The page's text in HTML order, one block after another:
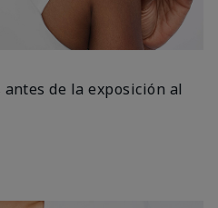
de la exposición al